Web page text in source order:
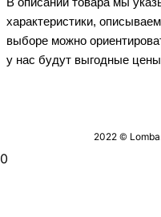
характеристики,
выборе можно
у нас будут выгодные цены
2022 ©
0